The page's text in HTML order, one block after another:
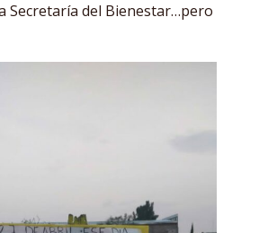
Secretaría del Bienestar…pero